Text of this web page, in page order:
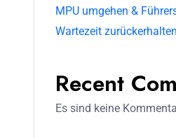
MPU umgehen &
Wartezeit zurückerhalten
Recent
Es sind keine